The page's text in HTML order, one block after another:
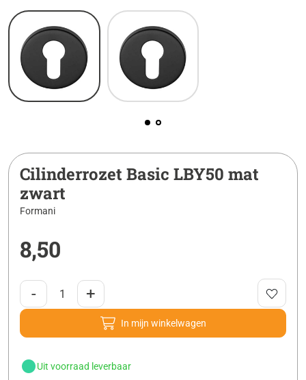
Cilinderrozet Basic LBY50 mat
zwart
Formani
8,50
- +
In mijn winkelwagen
Uit voorraad leverbaar